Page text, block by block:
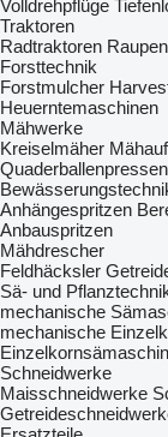
Volldrehpflüge
Traktoren
Radtraktoren
Forsttechnik
Forstmulcher
Heuerntemaschinen
Mähwerke
Kreiselmäher
Quaderballenpressen
Anhängespritzen
Anbauspritzen
Mähdrescher
Feldhäcksler
Sä- und
mechanische
mechanische
Schneidwerke
Maisschneidwerke